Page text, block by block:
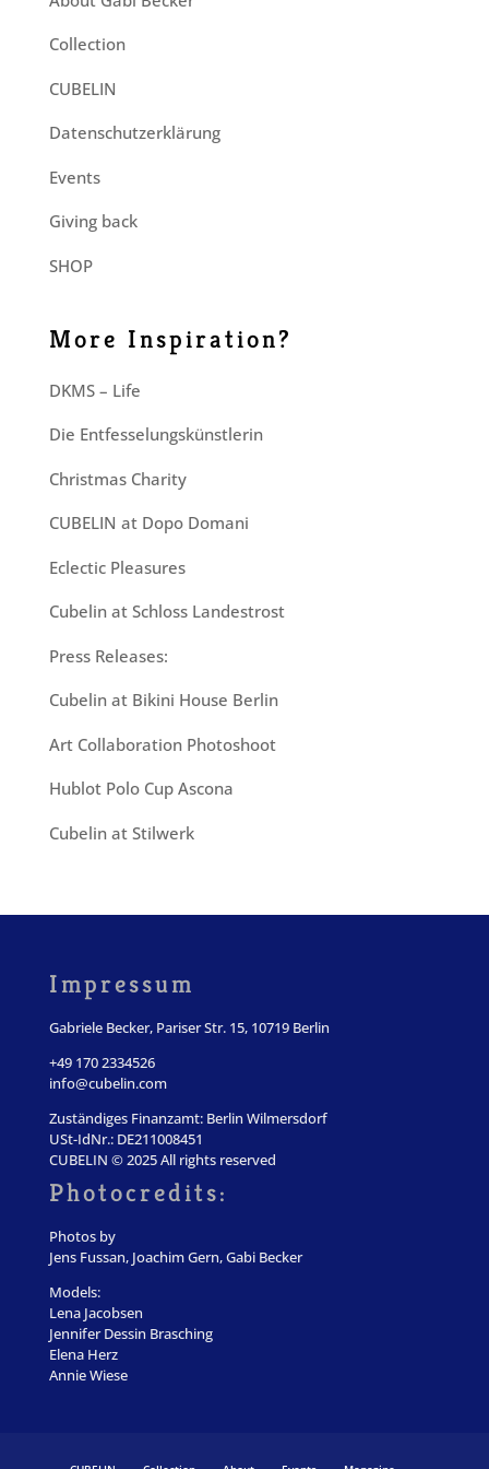
Collection
CUBELIN
Datenschutzerklärung
Events
Giving back
SHOP
More Inspiration?
DKMS – Life
Die Entfesselungskünstlerin
Christmas Charity
CUBELIN at Dopo Domani
Eclectic Pleasures
Cubelin at Schloss Landestrost
Press Releases:
Cubelin at Bikini House Berlin
Art Collaboration Photoshoot
Hublot Polo Cup Ascona
Cubelin at Stilwerk
Impressum
Gabriele Becker, Pariser Str. 15, 10719 Berlin
+49 170 2334526
info@cubelin.com
Zuständiges Finanzamt: Berlin Wilmersdorf
USt-IdNr.: DE211008451
CUBELIN © 2025 All rights reserved
Photocredits:
Photos by
Jens Fussan, Joachim Gern, Gabi Becker
Models:
Lena Jacobsen
Jennifer Dessin Brasching
Elena Herz
Annie Wiese